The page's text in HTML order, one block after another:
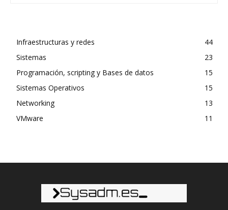
Infraestructuras y redes
44
Sistemas
23
Programación, scripting y Bases de datos
15
Sistemas Operativos
15
Networking
13
VMware
11